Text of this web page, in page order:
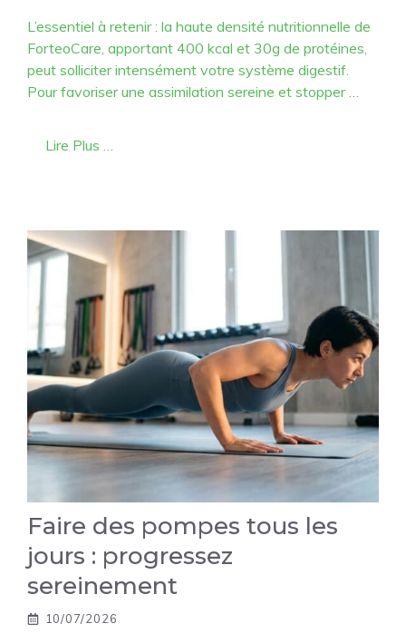
L’essentiel à retenir : la haute densité nutritionnelle de
ForteoCare, apportant 400 kcal et 30g de protéines,
peut solliciter intensément votre système digestif.
Pour favoriser une assimilation sereine et stopper …
Lire Plus …
Faire des pompes tous les
jours : progressez
sereinement
10/07/2026